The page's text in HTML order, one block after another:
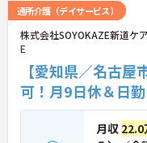
通所介護（デイサービス）
株式会社SOYOKAZE新道ケ
E
【愛知県／名古
可！月9日休＆日
月収 22.0